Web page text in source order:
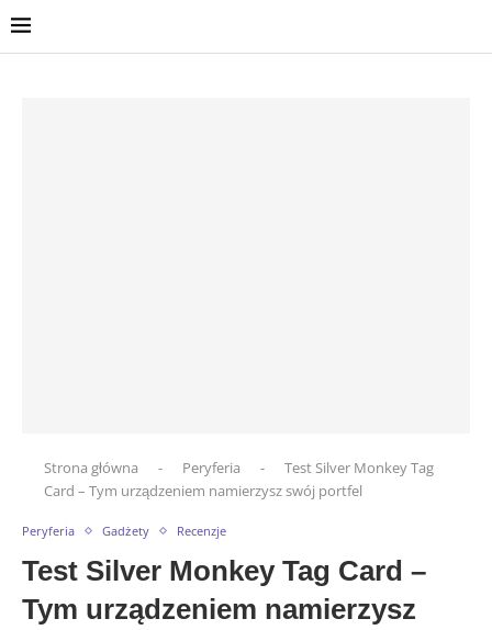
Strona główna - Peryferia -
Test Silver Monkey Tag
Card – Tym urządzeniem namierzysz swój portfel
Peryferia Gadżety Recenzje
Test Silver Monkey Tag Card –
Tym urządzeniem namierzysz